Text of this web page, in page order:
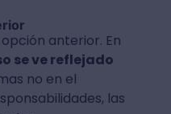
anterior. En
se ve reflejado
no en el
las